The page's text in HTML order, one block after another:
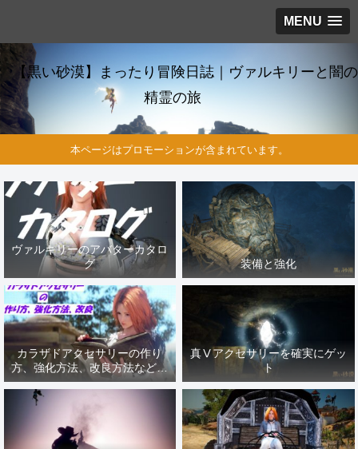
MENU
【黒い砂漠】まったり冒険日誌｜ヴァルキリーと闇の
精霊の旅
本ページはプロモーションが含まれています。
ヴァルキリーのアバターカタロ
グ
装備と強化
カラザドアクセサリーの作り
方、強化方法、改良方法などま
とめ【黒い砂漠冒険日誌１４１
真Ⅴアクセサリーを確実にゲッ
ト